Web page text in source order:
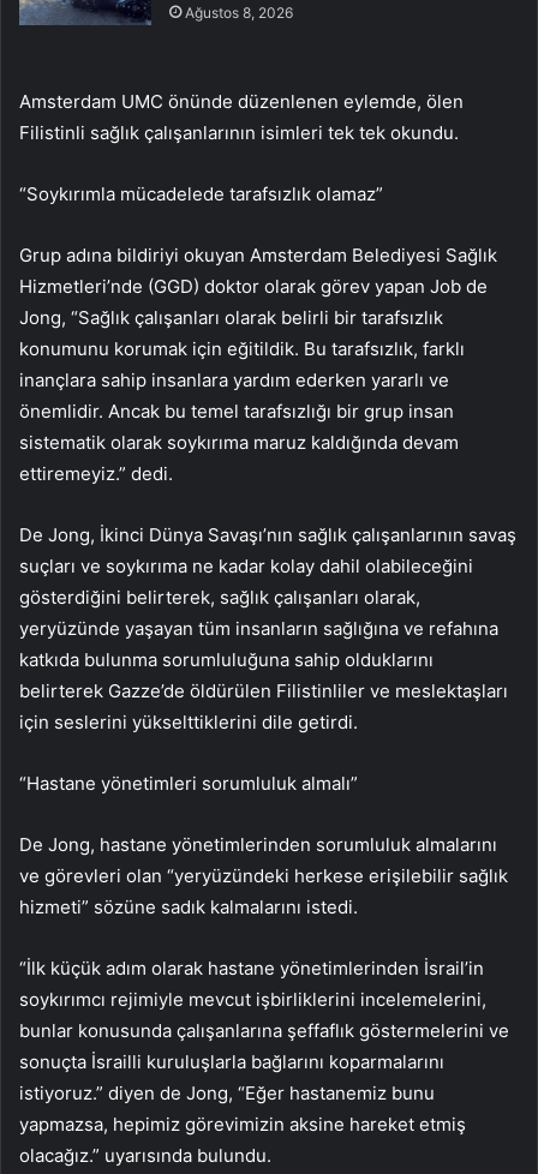
Ağustos 8, 2026
Amsterdam UMC önünde düzenlenen eylemde, ölen
Filistinli sağlık çalışanlarının isimleri tek tek okundu.
“Soykırımla mücadelede tarafsızlık olamaz”
Grup adına bildiriyi okuyan Amsterdam Belediyesi Sağlık
Hizmetleri’nde (GGD) doktor olarak görev yapan Job de
Jong, “Sağlık çalışanları olarak belirli bir tarafsızlık
konumunu korumak için eğitildik. Bu tarafsızlık, farklı
inançlara sahip insanlara yardım ederken yararlı ve
önemlidir. Ancak bu temel tarafsızlığı bir grup insan
sistematik olarak soykırıma maruz kaldığında devam
ettiremeyiz.” dedi.
De Jong, İkinci Dünya Savaşı’nın sağlık çalışanlarının savaş
suçları ve soykırıma ne kadar kolay dahil olabileceğini
gösterdiğini belirterek, sağlık çalışanları olarak,
yeryüzünde yaşayan tüm insanların sağlığına ve refahına
katkıda bulunma sorumluluğuna sahip olduklarını
belirterek Gazze’de öldürülen Filistinliler ve meslektaşları
için seslerini yükselttiklerini dile getirdi.
“Hastane yönetimleri sorumluluk almalı”
De Jong, hastane yönetimlerinden sorumluluk almalarını
ve görevleri olan “yeryüzündeki herkese erişilebilir sağlık
hizmeti” sözüne sadık kalmalarını istedi.
“İlk küçük adım olarak hastane yönetimlerinden İsrail’in
soykırımcı rejimiyle mevcut işbirliklerini incelemelerini,
bunlar konusunda çalışanlarına şeffaflık göstermelerini ve
sonuçta İsrailli kuruluşlarla bağlarını koparmalarını
istiyoruz.” diyen de Jong, “Eğer hastanemiz bunu
yapmazsa, hepimiz görevimizin aksine hareket etmiş
olacağız.” uyarısında bulundu.